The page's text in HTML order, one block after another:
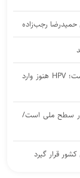
حمیدرضا رجب‌زاده
تعداد قابل توجهی واکسن وارد شده یا در راه کشور است؛ HPV هنوز وارد
در سطح ملی است/
قرار گیرد